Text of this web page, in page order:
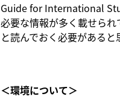
Guide for International
必要な情報が多く載せら
と読んでおく必要があると
＜環境について＞